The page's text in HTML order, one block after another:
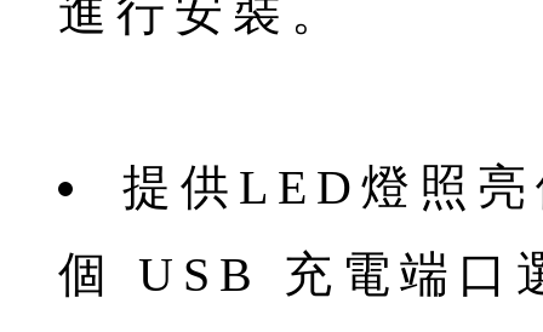
進行安裝。
提供LED燈照
個 USB 充電端口